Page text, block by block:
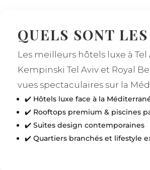
QUELS SONT
Les meilleurs hôtels luxe à Tel
Kempinski Tel Aviv et Royal
vues spectaculaires sur la
✔️ Hôtels luxe face à la
✔️ Rooftops premium & piscines
✔️ Suites design contemporaines
✔️ Quartiers branchés et lifestyle